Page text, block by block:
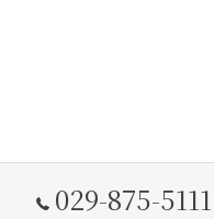
029-875-5111